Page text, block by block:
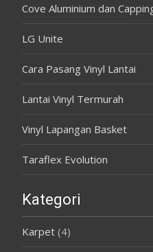
Cove Aluminium dan
LG Unite
Cara Pasang Vinyl Lantai
Lantai Vinyl Termurah
Vinyl Lapangan Basket
Taraflex Evolution
Kategori
Karpet (4)